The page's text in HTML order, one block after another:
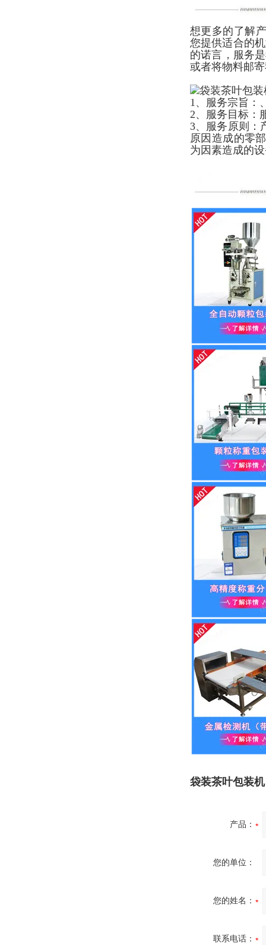
想更多的了解
您提供适合的
的诺言，服务
或者将物料邮
1、服务宗旨：
2、服务目标：
3、服务原则：
原因造成的零
为因素造成的
袋装茶叶包装机
产品：
您的单位：
您的姓名：
联系电话：